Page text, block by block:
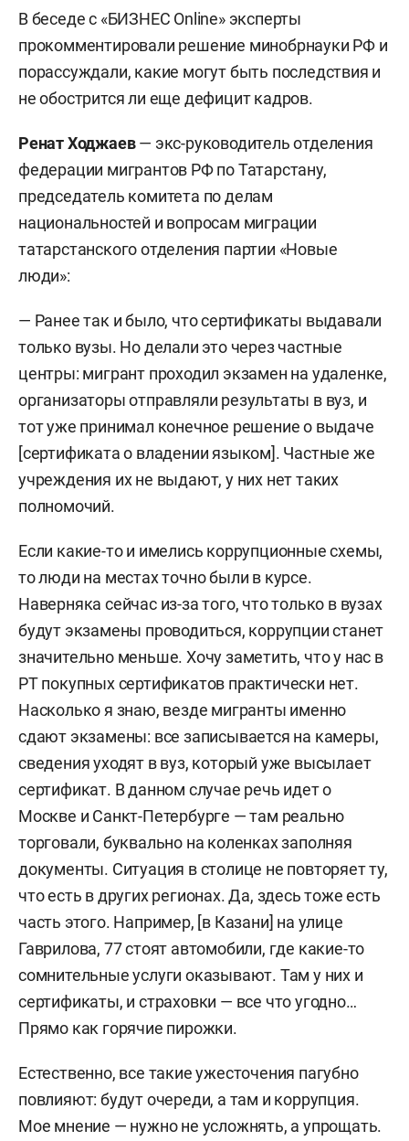
В беседе с «БИЗНЕС Online» эксперты
прокомментировали решение минобрнауки РФ и
порассуждали, какие могут быть последствия и
не обострится ли еще дефицит кадров.
Ренат Ходжаев— экс-руководитель отделения
федерации мигрантов РФ по Татарстану,
председатель комитета по делам
национальностей и вопросам миграции
татарстанского отделения партии «Новые
люди»:
— Ранее так и было, что сертификаты выдавали
только вузы. Но делали это через частные
центры: мигрант проходил экзамен на удаленке,
организаторы отправляли результаты в вуз, и
тот уже принимал конечное решение о выдаче
[сертификата о владении языком]. Частные же
учреждения их не выдают, у них нет таких
полномочий.
Если какие-то и имелись коррупционные схемы,
то люди на местах точно были в курсе.
Наверняка сейчас из-за того, что только в вузах
будут экзамены проводиться, коррупции станет
значительно меньше. Хочу заметить, что у нас в
РТ покупных сертификатов практически нет.
Насколько я знаю, везде мигранты именно
сдают экзамены: все записывается на камеры,
сведения уходят в вуз, который уже высылает
сертификат. В данном случае речь идет о
Москве и Санкт-Петербурге — там реально
торговали, буквально на коленках заполняя
документы. Ситуация в столице не повторяет ту,
что есть в других регионах. Да, здесь тоже есть
часть этого. Например, [в Казани] на улице
Гаврилова, 77 стоят автомобили, где какие-то
сомнительные услуги оказывают. Там у них и
сертификаты, и страховки — все что угодно…
Прямо как горячие пирожки.
Естественно, все такие ужесточения пагубно
повлияют: будут очереди, а там и коррупция.
Мое мнение — нужно не усложнять, а упрощать.